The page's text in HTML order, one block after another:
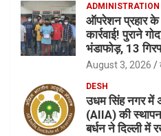
ADMINISTRATION
ऑपरेशन प्रहार के
कार्रवाई! पुराने
भंडाफोड़, 13
August 3, 2026
DESH
उधम सिंह नगर में
(AIIA) की
बर्धन ने दिल्ली में